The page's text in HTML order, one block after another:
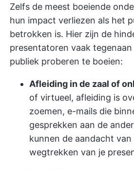
Zelfs de meest boeiende
hun impact verliezen als het
betrokken is. Hier zijn de
presentatoren vaak
publiek proberen te boeien:
Afleiding in de zaal of
of virtueel, afleiding is
zoemen, e-mails die
gesprekken aan de
kunnen de aandacht
wegtrekken van je